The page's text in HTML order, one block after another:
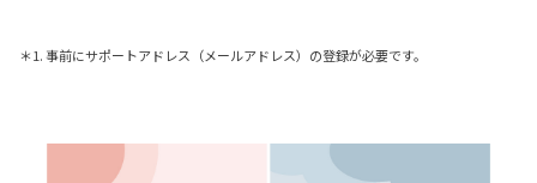
＊1. 事前にサポートアドレス（メールアドレス）の登録が必要です。